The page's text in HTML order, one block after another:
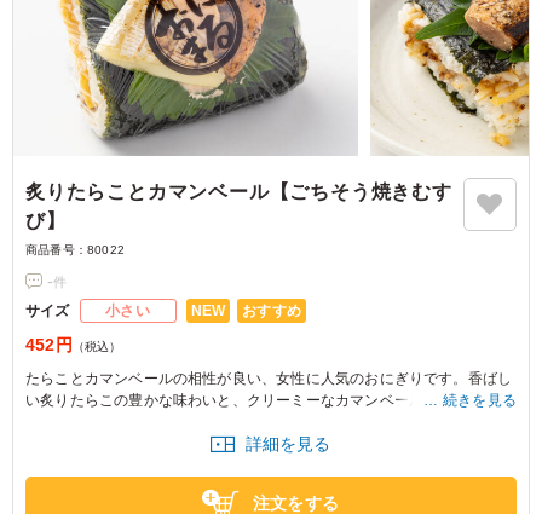
炙りたらことカマンベール【ごちそう焼きむす
び】
商品番号： 80022
-件
サイズ 小さい NEW おすすめ
452円 （税込）
たらことカマンベールの相性が良い、女性に人気のおにぎりです。香ばし
い炙りたらこの豊かな味わいと、クリーミーなカマンベールが絶妙に絡む
してはお問い合わせください。
続きを見る
詳細を見る
注文をする